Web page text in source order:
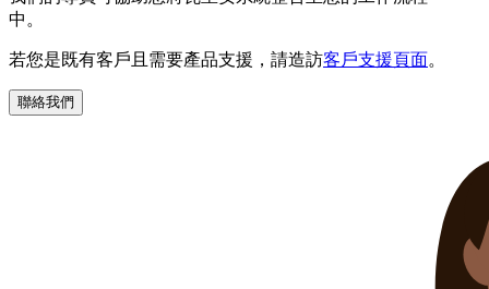
中。
若您是既有客戶且需要產品支援，請造訪客戶支援頁面。
聯絡我們